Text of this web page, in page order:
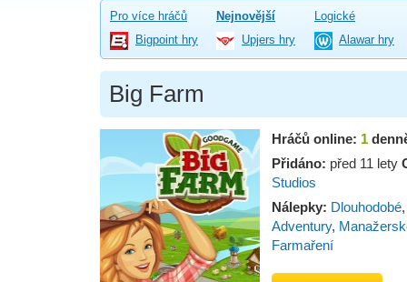
Pro více hráčů Nejnovější
Logické
Bigpoint hry
Upjers hry Alawar hry
Big Farm
Hráčů online: 1
Přidáno: před 11 lety
Studios
Nálepky: Dlouhodobé
Adventury,
Farmaření